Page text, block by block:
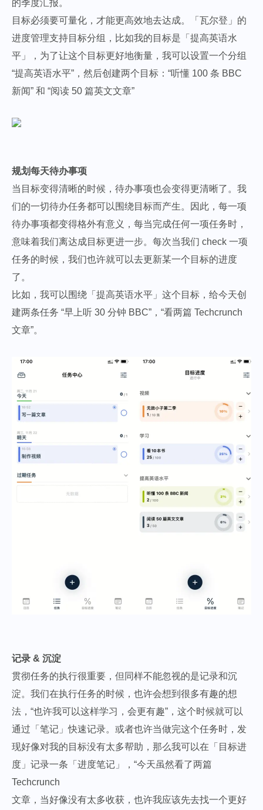
的季度汇报。
目标必须要可量化，才能更高效地去达成。「瓦尔登」的
进度管理支持目标分组，比如我的目标是「提高英语水
平」，为了让这个目标更好地衡量，我可以设置一个分组
“提高英语水平”，然后创建两个目标：“听懂 100 条 BBC
新闻” 和 “阅读 50 篇英文文章”
规划每天待办事项
当目标变得清晰的时候，待办事项也会变得更清晰了。我
们的一切待办任务都可以围绕目标而产生。因此，每一项
待办事项都变得格外有意义，每当完成任何一项任务时，
意味着我们离达成目标更进一步。每次当我们 check 一项
任务的时候，我们也许就可以去更新某一个目标的进度
了。
比如，我可以围绕「提高英语水平」这个目标，给今天创
建两条任务 “早上听 30 分钟 BBC”，“看两篇 Techcrunch
文章”。
记录 & 沉淀
贯彻任务的执行很重要，但同样不能忽视的是记录和沉
淀。我们在执行任务的时候，也许会想到很多有趣的想
法，“也许我可以这样学习，会更有趣”，这个时候就可以
通过「笔记」快速记录。或者也许当做完这个任务时，发
现好像对我的目标没有太多帮助，那么我可以在「目标进
度」记录一条「进度笔记」，“今天虽然看了两篇
Techcrunch
文章，当好像没有太多收获，也许我应该先去找一个更好